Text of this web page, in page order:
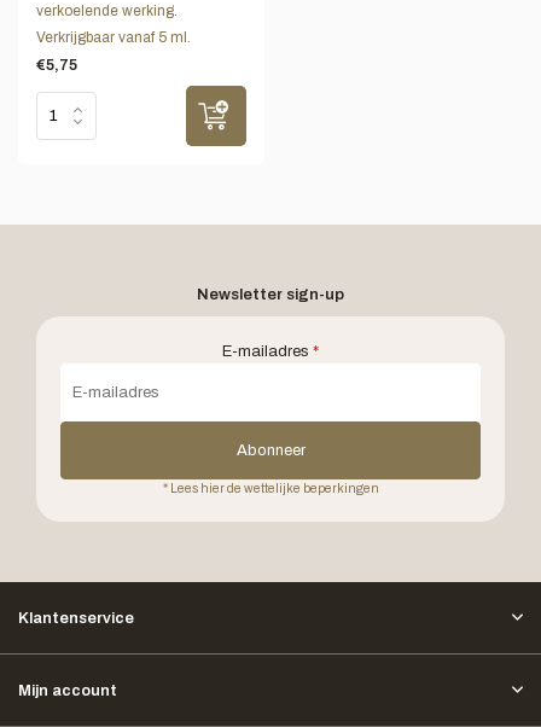
verkoelende werking.
Verkrijgbaar vanaf 5 ml.
€5,75
Newsletter sign-up
E-mailadres *
Abonneer
* Lees hier de wettelijke beperkingen
Klantenservice
Mijn account